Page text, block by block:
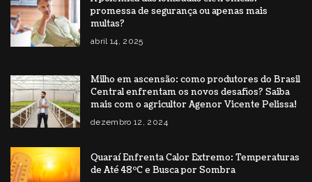
promessa de segurança ou apenas mais
multas?
abril 14, 2025
Milho em ascensão: como produtores do Brasil
Central enfrentam os novos desafios? Saiba
mais com o agricultor Agenor Vicente Pelissa!
dezembro 12, 2024
Quaraí Enfrenta Calor Extremo: Temperaturas
de Até 48ºC e Busca por Sombra